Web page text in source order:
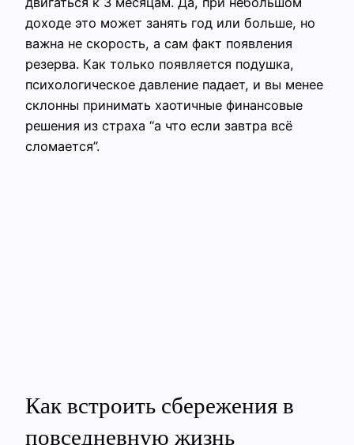
доходе это может занять год или больше, но
важна не скорость, а сам факт появления
резерва. Как только появляется подушка,
психологическое давление падает, и вы менее
склонны принимать хаотичные финансовые
решения из страха “а что если завтра всё
сломается”.
Как встроить сбережения в
повседневную жизнь